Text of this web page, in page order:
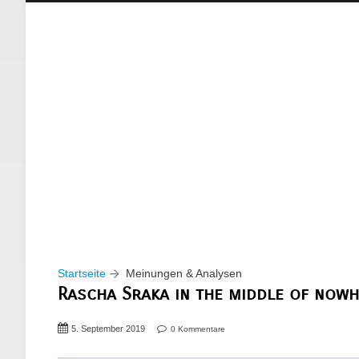
Startseite Meinungen & Analysen
Rascha Sraka in the middle of
5. September 2019 0 Kommentare